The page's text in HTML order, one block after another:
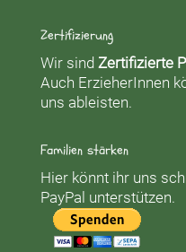
Zertifizierung
Wir sind Zertifizierte
Auch ErzieherInnen
uns ableisten.
Familien stärken
Hier könnt ihr uns
PayPal unterstützen.